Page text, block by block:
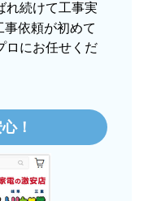
トーブ 【注
イルから）
】
たか？】
かったです。
れ続けて工事実
依頼が初めて
ロにお任せくだ
！